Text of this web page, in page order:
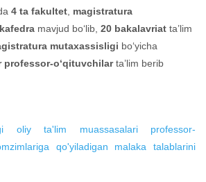
4 ta fakultet magistratura
mavjud bo‘lib, 20 bakalavriat ta’lim
mutaxassisligi bo‘yicha
professor-o‘qituvchilarta’lim berib
oliy ta'lim muassasalari professor-
qo'yiladigan malaka talablarini